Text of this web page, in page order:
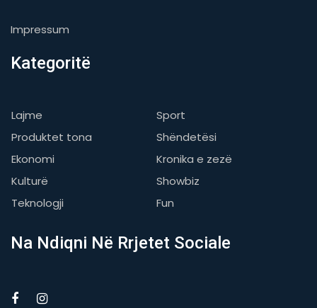
Impressum
Kategoritë
Lajme
Sport
Produktet tona
Shëndetësi
Ekonomi
Kronika e zezë
Kulturë
Showbiz
Teknologji
Fun
Na Ndiqni Në Rrjetet Sociale